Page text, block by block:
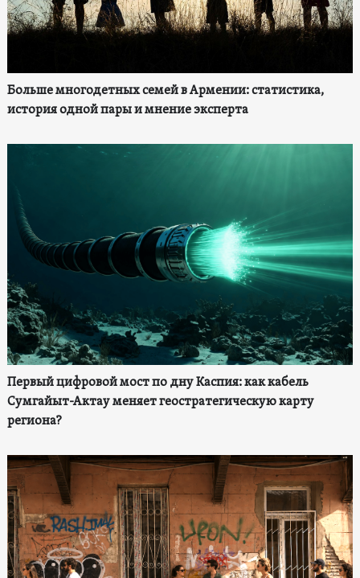
Больше многодетных семей в Армении: статистика,
история одной пары и мнение эксперта
Первый цифровой мост по дну Каспия: как кабель
Сумгайыт-Актау меняет геостратегическую карту
региона?